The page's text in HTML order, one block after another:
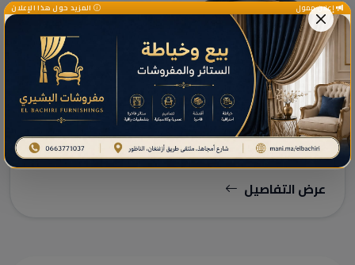
بيع العقاقير ومواد البناء
Brico abdelkarim
عرض التفاصيل
إعلان ممول المزيد حول هذا الإعلان